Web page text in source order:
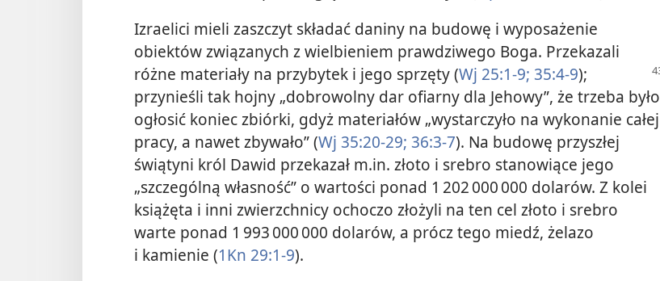
Izraelici mieli zaszczyt składać daniny na budowę i wyposażenie
obiektów związanych z wielbieniem prawdziwego Boga. Przekazali
różne materiały na przybytek i jego sprzęty (Wj 25:1-9; 35:4-9);
przynieśli tak hojny „dobrowolny dar ofiarny dla Jehowy”, że trzeba było
ogłosić koniec zbiórki, gdyż materiałów „wystarczyło na wykonanie całej
pracy, a nawet zbywało” (Wj 35:20-29; 36:3-7). Na budowę przyszłej
świątyni król Dawid przekazał m.in. złoto i srebro stanowiące jego
„szczególną własność” o wartości ponad 1 202 000 000 dolarów. Z kolei
książęta i inni zwierzchnicy ochoczo złożyli na ten cel złoto i srebro
warte ponad 1 993 000 000 dolarów, a prócz tego miedź, żelazo
i kamienie (1Kn 29:1-9).